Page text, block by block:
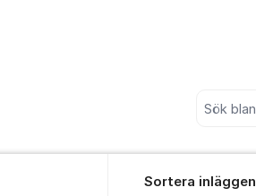
Sortera inläggen